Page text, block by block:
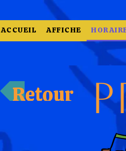
ACCUEIL AFFICHE
Retour